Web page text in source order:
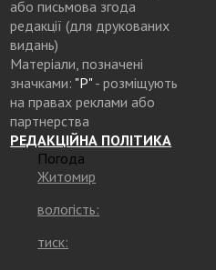
або письмова згода
редакції (для друкованих
видань)
Матеріали, позначені
значками: "Р"- розміщують
на правах реклами або
партнерства
РЕДАКЦІЙНА ПОЛІТИКА
Погода
Житомир
вологість:
тиск: